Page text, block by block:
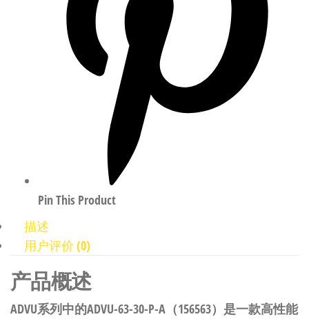
Pin This Product
描述
用户评价 (0)
产品概述
ADVU系列中的ADVU-63-30-P-A（156563）是一款高性能